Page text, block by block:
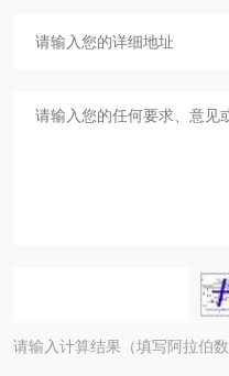
请输入计算结果（填写阿拉伯